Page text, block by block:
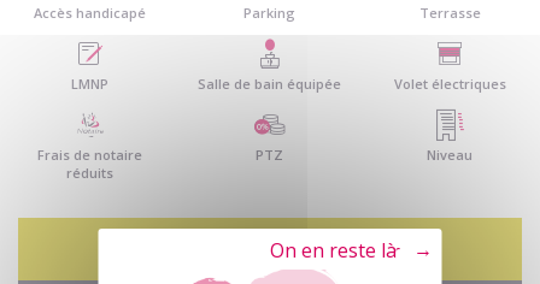
Accès handicapé Parking Terrasse
LMNP Salle de bain équipée Volet électriques
Frais de notaire
réduits
PTZ Niveau
Contactez-nous
Tout refuser